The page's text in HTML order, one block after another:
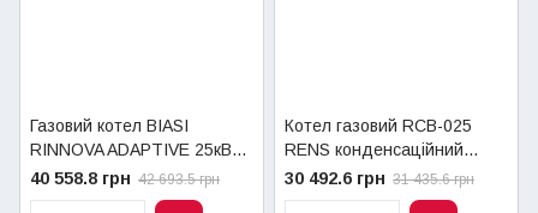
Газовий котел BIASI
RINNOVA ADAPTIVE 25кВт
M300V.2025 SV
одноконтурний
40 558.8 грн 42 693.5 грн
Котел газовий RCB-025
RENS конденсаційний
двоконтурний 25,3кВт з
трубою
30 492.6 грн 31 435.6 грн